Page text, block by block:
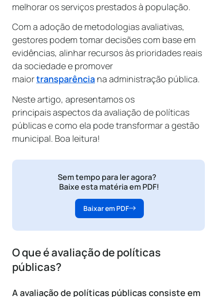
melhorar os serviços prestados à população.
Com a adoção de metodologias avaliativas,
gestores podem tomar decisões com base em
evidências, alinhar recursos às prioridades reais
da sociedade e promover
maiortransparência na administração pública.
Neste artigo, apresentamos os
principais aspectos da avaliação de políticas
públicas e como ela pode transformar a gestão
municipal. Boa leitura!
Sem tempo para ler agora?
Baixe esta matéria em PDF!
Baixar em PDF
O que é avaliação de políticas
públicas?
A avaliação de políticas públicas consiste em